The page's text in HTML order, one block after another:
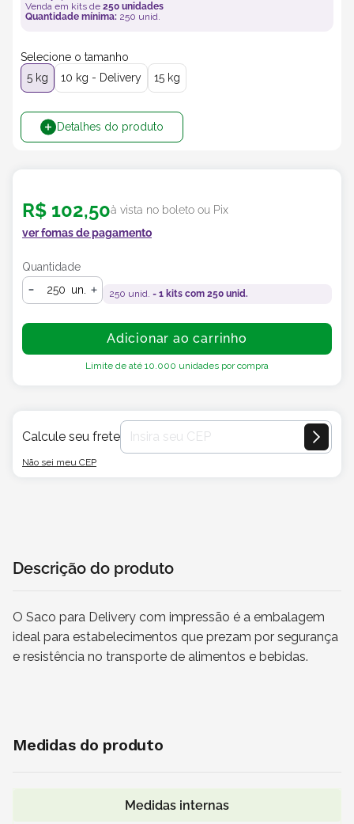
Venda em kits de 250 unidades
Quantidade mínima: 250 unid.
Selecione o tamanho
5 kg
10 kg - Delivery 15 kg
Detalhes do produto
R$ 102,50à vista no boleto ou Pix
ver fomas de pagamento
Quantidade
un.
250 unid. = 1 kits com 250 unid.
Adicionar ao carrinho
Limite de até 10.000 unidades por compra
Calcule seu frete
Não sei meu CEP
Descrição do produto
O Saco para Delivery com impressão é a embalagem
ideal para estabelecimentos que prezam por segurança
e resistência no transporte de alimentos e bebidas.
Medidas do produto
Medidas internas
10